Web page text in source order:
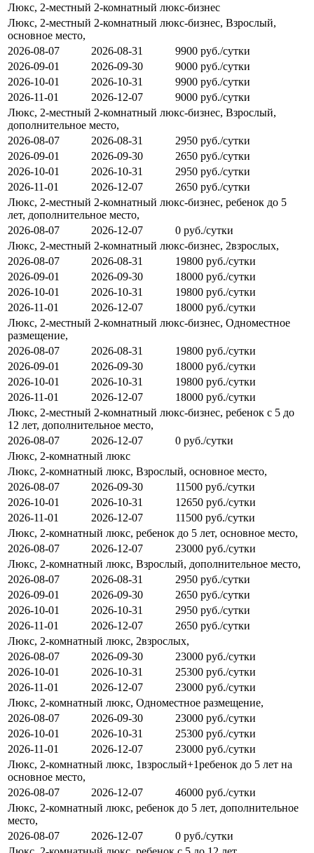
Люкс, 2-местный 2-комнатный люкс-бизнес
Люкс, 2-местный 2-комнатный люкс-бизнес, Взрослый,
основное место,
2026-08-07
2026-08-31
9900 руб./сутки
2026-09-01
2026-09-30
9000 руб./сутки
2026-10-01
2026-10-31
9900 руб./сутки
2026-11-01
2026-12-07
9000 руб./сутки
Люкс, 2-местный 2-комнатный люкс-бизнес, Взрослый,
дополнительное место,
2026-08-07
2026-08-31
2950 руб./сутки
2026-09-01
2026-09-30
2650 руб./сутки
2026-10-01
2026-10-31
2950 руб./сутки
2026-11-01
2026-12-07
2650 руб./сутки
Люкс, 2-местный 2-комнатный люкс-бизнес, ребенок до 5
лет, дополнительное место,
2026-08-07
2026-12-07
0 руб./сутки
Люкс, 2-местный 2-комнатный люкс-бизнес, 2взрослых,
2026-08-07
2026-08-31
19800 руб./сутки
2026-09-01
2026-09-30
18000 руб./сутки
2026-10-01
2026-10-31
19800 руб./сутки
2026-11-01
2026-12-07
18000 руб./сутки
Люкс, 2-местный 2-комнатный люкс-бизнес, Одноместное
размещение,
2026-08-07
2026-08-31
19800 руб./сутки
2026-09-01
2026-09-30
18000 руб./сутки
2026-10-01
2026-10-31
19800 руб./сутки
2026-11-01
2026-12-07
18000 руб./сутки
Люкс, 2-местный 2-комнатный люкс-бизнес, ребенок с 5 до
12 лет, дополнительное место,
2026-08-07
2026-12-07
0 руб./сутки
Люкс, 2-комнатный люкс
Люкс, 2-комнатный люкс, Взрослый, основное место,
2026-08-07
2026-09-30
11500 руб./сутки
2026-10-01
2026-10-31
12650 руб./сутки
2026-11-01
2026-12-07
11500 руб./сутки
Люкс, 2-комнатный люкс, ребенок до 5 лет, основное место,
2026-08-07
2026-12-07
23000 руб./сутки
Люкс, 2-комнатный люкс, Взрослый, дополнительное место,
2026-08-07
2026-08-31
2950 руб./сутки
2026-09-01
2026-09-30
2650 руб./сутки
2026-10-01
2026-10-31
2950 руб./сутки
2026-11-01
2026-12-07
2650 руб./сутки
Люкс, 2-комнатный люкс, 2взрослых,
2026-08-07
2026-09-30
23000 руб./сутки
2026-10-01
2026-10-31
25300 руб./сутки
2026-11-01
2026-12-07
23000 руб./сутки
Люкс, 2-комнатный люкс, Одноместное размещение,
2026-08-07
2026-09-30
23000 руб./сутки
2026-10-01
2026-10-31
25300 руб./сутки
2026-11-01
2026-12-07
23000 руб./сутки
Люкс, 2-комнатный люкс, 1взрослый+1ребенок до 5 лет на
основное место,
2026-08-07
2026-12-07
46000 руб./сутки
Люкс, 2-комнатный люкс, ребенок до 5 лет, дополнительное
место,
2026-08-07
2026-12-07
0 руб./сутки